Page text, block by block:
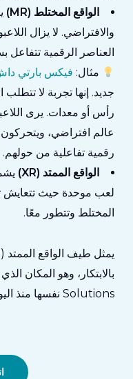
الواقع المختلط (MR)
والافتراضي. لا يزال
العناصر الرقمية تتفاعل
مثال: فيكس بارتي
جديد. إنها تجربة لا
رأس أو معدات. يرى
عالم افتراضي، ويتحركون
رقمية تفاعلية من حولهم.
الواقع الممتد (XR)
لعب موحدة حيث تتعايش
المختلط وتتطور معًا.
Solutions نفسها منذ اليوم الأول.